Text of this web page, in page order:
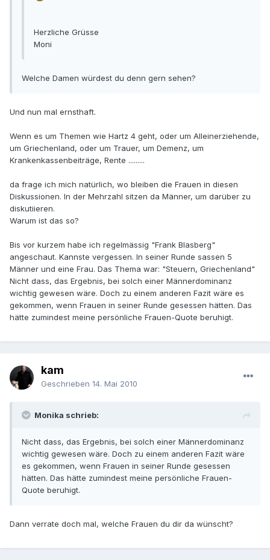
Herzliche Grüsse
Moni
Welche Damen würdest du denn gern sehen?
Und nun mal ernsthaft.
Wenn es um Themen wie Hartz 4 geht, oder um Alleinerziehende,
um Griechenland, oder um Trauer, um Demenz, um
Krankenkassenbeiträge, Rente .........
da frage ich mich natürlich, wo bleiben die Frauen in diesen
Diskussionen. In der Mehrzahl sitzen da Männer, um darüber zu
diskutiieren.
Warum ist das so?
Bis vor kurzem habe ich regelmässig "Frank Blasberg"
angeschaut. Kannste vergessen. In seiner Runde sassen 5
Männer und eine Frau. Das Thema war: "Steuern, Griechenland"
Nicht dass, das Ergebnis, bei solch einer Männerdominanz
wichtig gewesen wäre. Doch zu einem anderen Fazit wäre es
gekommen, wenn Frauen in seiner Runde gesessen hätten. Das
hätte zumindest meine persönliche Frauen-Quote beruhigt.
kam
Geschrieben 14. Mai 2010
Monika schrieb:
Nicht dass, das Ergebnis, bei solch einer Männerdominanz
wichtig gewesen wäre. Doch zu einem anderen Fazit wäre
es gekommen, wenn Frauen in seiner Runde gesessen
hätten. Das hätte zumindest meine persönliche Frauen-
Quote beruhigt.
Dann verrate doch mal, welche Frauen du dir da wünscht?